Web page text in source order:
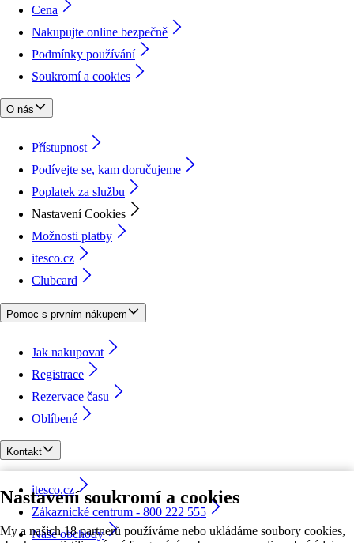
Nastavení soukromí a cookies
My a našich 18 partnerů používáme nebo ukládáme soubory cookies,
Cena
Nakupujte online bezpečně
Podmínky používání
Soukromí a cookies
O nás
Přístupnost
Podívejte se, kam doručujeme
Poplatek za službu
Nastavení Cookies
Možnosti platby
itesco.cz
Clubcard
Pomoc s prvním nákupem
Jak nakupovat
Registrace
Rezervace času
Oblíbené
Kontakt
itesco.cz
Zákaznické centrum - 800 222 555
Naše obchody